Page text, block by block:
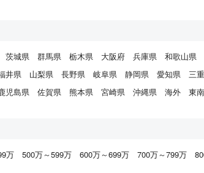
茨城県 群馬県 栃木県 大阪府 兵庫県 和歌山県
井県 山梨県 長野県 岐阜県 静岡県 愛知県 三
児島県 佐賀県 熊本県 宮崎県 沖縄県 海外 東
万 500万～599万 600万～699万 700万～799万